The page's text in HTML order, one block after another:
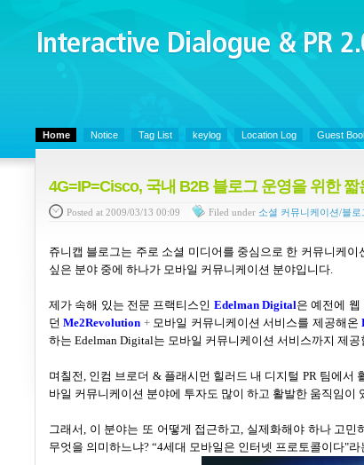
Interactive Dialogue
PR 2.0
Home Notice Tag List keylog Location Log Guest
4G=IP=Cisco, 국내 B2B 블로그 운영을 위한 짧
Posted at 2009/03/13 00:09 Filed under 소셜 커뮤니케이션/블
쥬니캡 블로그는 주로 소셜 미디어를 중심으로 한 커뮤니케
싶은 분야 중에 하나가 모바일 커뮤니케이션 분야입니다.
제가 속해 있는 전문 프랙티스인 Edelman Digital은 예전에 웹
던 Me2Revolution + 모바일 커뮤니케이션 서비스를 제공해온
하는 Edelman Digital는 모바일 커뮤니케이션 서비스까지 제
며칠전, 인컴 브로더 & 플래시먼 힐러드 내 디지털 PR 팀에서
바일 커뮤니케이션 분야에 투자도 많이 하고 활발한 움직임
그래서, 이 분야는 또 어떻게 접근하고, 실제화해야 하나 고민
무엇을 의미하느냐? “4세대 모바일은 인터넷 프로토콜이다"라